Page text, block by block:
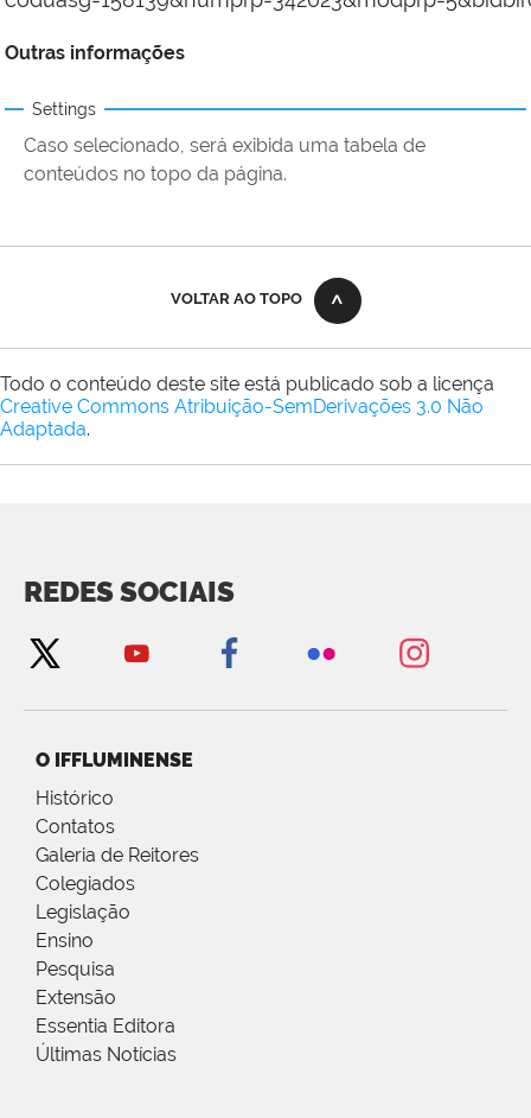
Outras informações
Settings
Caso selecionado, será exibida uma tabela de
conteúdos no topo da página.
VOLTAR AO TOPO
Todo o conteúdo deste site está publicado sob a licença
Creative Commons Atribuição-SemDerivações 3.0 Não
Adaptada.
REDES SOCIAIS
O IFFLUMINENSE
Histórico
Contatos
Galeria de Reitores
Colegiados
Legislação
Ensino
Pesquisa
Extensão
Essentia Editora
Últimas Notícias